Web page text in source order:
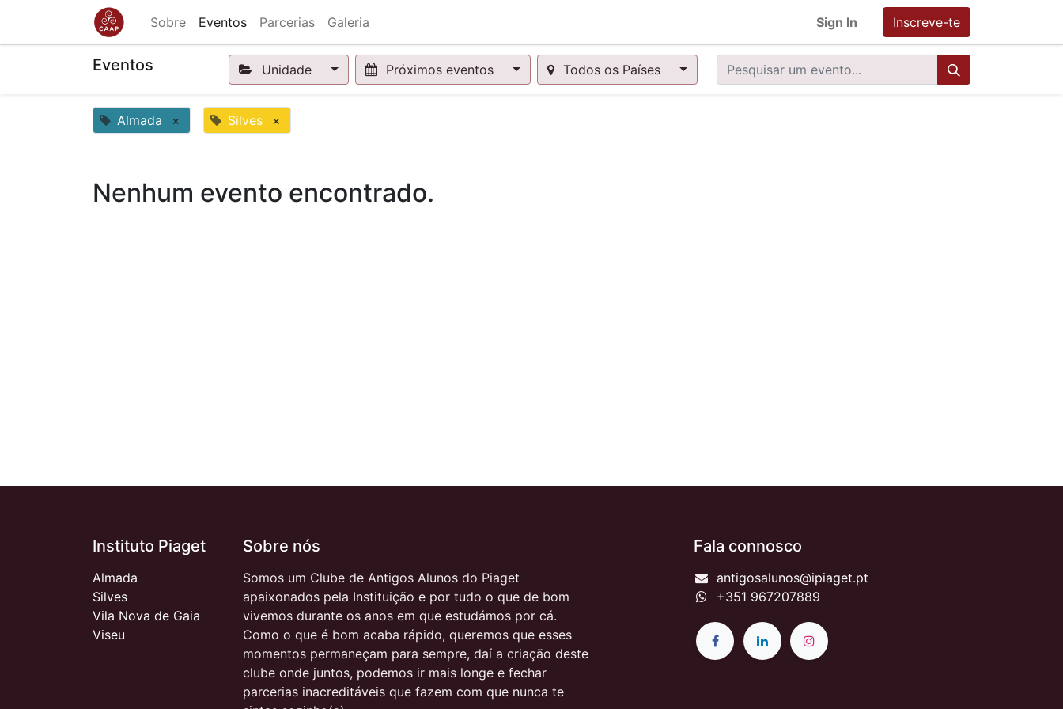
Sobre Eventos Parcerias Galeria Sign In Inscreve-te
Eventos Unidade Próximos eventos Todos os Países
Almada × Silves ×
Nenhum evento encontrado.
Instituto Piaget
Almada
Silves
Vila Nova de Gaia
Viseu
Sobre nós
Somos um Clube de Antigos Alunos do Piaget
apaixonados pela Instituição e por tudo o que de bom
vivemos durante os anos em que estudámos por cá.
Como o que é bom acaba rápido, queremos que esses
momentos permaneçam para sempre, daí a criação deste
clube onde juntos, podemos ir mais longe e fechar
parcerias inacreditáveis que fazem com que nunca te
Fala connosco
antigosalunos@ipiaget.pt
+351 967207889